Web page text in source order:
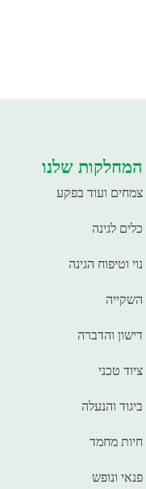
המחלקות שלנו
צמחים ועוד בפקע
כלים לגינה
נוי וטיפוח הגינה
השקייה
דישון והדברה
ציוד טכני
ביגוד והנעלה
חיות מחמד
פנאי ונופש